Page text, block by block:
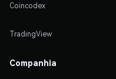
Coincodex
TradingView
Companhia